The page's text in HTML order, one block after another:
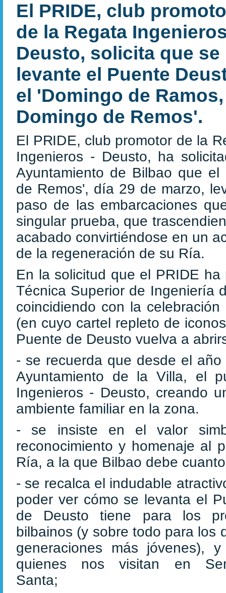
El PRIDE, club
de la Regata
Deusto, solicita que se
levante el Puente
el 'Domingo de Ramos,
Domingo de Remos'.
El PRIDE, club promotor de la
Ingenieros - Deusto, ha
Ayuntamiento de Bilbao que
de Remos', día 29 de marzo,
paso de las embarcaciones
singular prueba, que
acabado convirtiéndose en un
de la regeneración de su Ría.
En la solicitud que el PRIDE
Técnica Superior de Ingeniería
coincidiendo con la
(en cuyo cartel repleto de
Puente de Deusto vuelva a
- se recuerda que desde el
Ayuntamiento de la Villa, el
Ingenieros - Deusto, creando
ambiente familiar en la zona.
- se insiste en el valor
reconocimiento y homenaje al
Ría, a la que Bilbao debe
- se recalca el indudable
poder ver cómo se levanta el
de Deusto tiene para los
bilbainos (y sobre todo para los
generaciones más jóvenes),
quienes nos visitan en
Santa;